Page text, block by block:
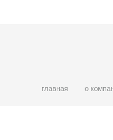
главная
о